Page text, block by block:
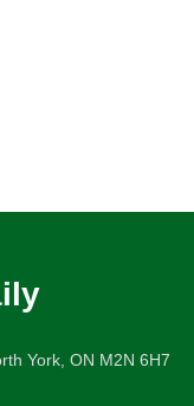
York, ON M2N 6H7